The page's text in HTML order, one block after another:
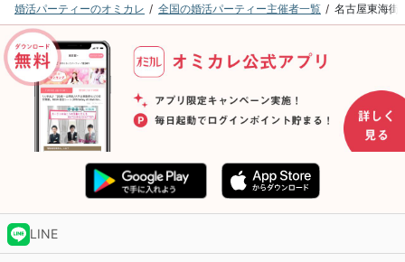
婚活パーティーのオミカレ 全国の婚活パーティー主催者一覧 名古屋東海街
LINE